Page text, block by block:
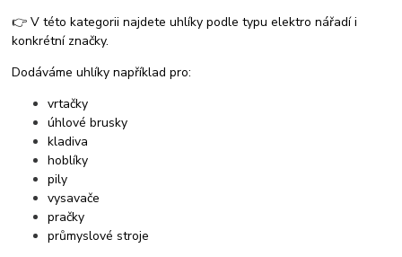
👉 V této kategorii najdete uhlíky podle typu elektro nářadí i
konkrétní značky.
Dodáváme uhlíky například pro:
vrtačky
úhlové brusky
kladiva
hoblíky
pily
vysavače
pračky
průmyslové stroje